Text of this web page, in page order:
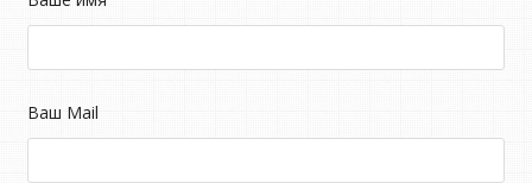
Ваш Mail